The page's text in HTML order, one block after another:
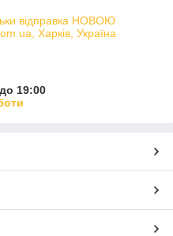
відправка НОВОЮ
Харків, Україна
19:00